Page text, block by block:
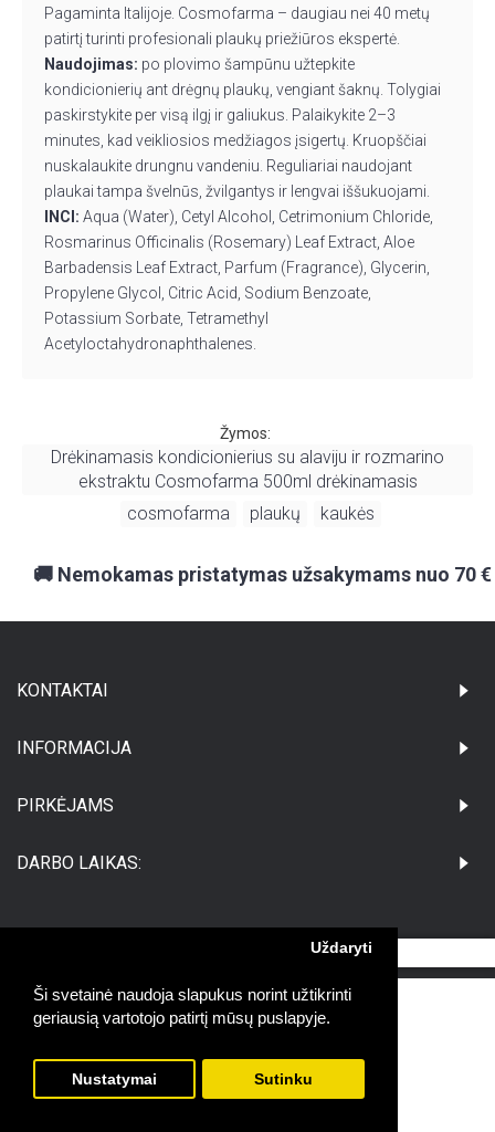
Ši svetainė naudoja slapukus norint užtikrinti
geriausią vartotojo patirtį mūsų puslapyje.
Uždaryti
Nustatymai Sutinku
Pagaminta Italijoje. Cosmofarma – daugiau nei 40 metų
patirtį turinti profesionali plaukų priežiūros ekspertė.
Naudojimas: po plovimo šampūnu užtepkite
kondicionierių ant drėgnų plaukų, vengiant šaknų. Tolygiai
paskirstykite per visą ilgį ir galiukus. Palaikykite 2–3
minutes, kad veikliosios medžiagos įsigertų. Kruopščiai
nuskalaukite drungnu vandeniu. Reguliariai naudojant
plaukai tampa švelnūs, žvilgantys ir lengvai iššukuojami.
INCI: Aqua (Water), Cetyl Alcohol, Cetrimonium Chloride,
Rosmarinus Officinalis (Rosemary) Leaf Extract, Aloe
Barbadensis Leaf Extract, Parfum (Fragrance), Glycerin,
Propylene Glycol, Citric Acid, Sodium Benzoate,
Potassium Sorbate, Tetramethyl
Acetyloctahydronaphthalenes.
Žymos:
Drėkinamasis kondicionierius su alaviju ir rozmarino
ekstraktu Cosmofarma 500ml drėkinamasis
cosmofarma plaukų kaukės
🚚 Nemokamas pristatymas užsakymams nuo 70 €
KONTAKTAI
INFORMACIJA
PIRKĖJAMS
DARBO LAIKAS:
©Visos teisės saugomos UAB Medikatus